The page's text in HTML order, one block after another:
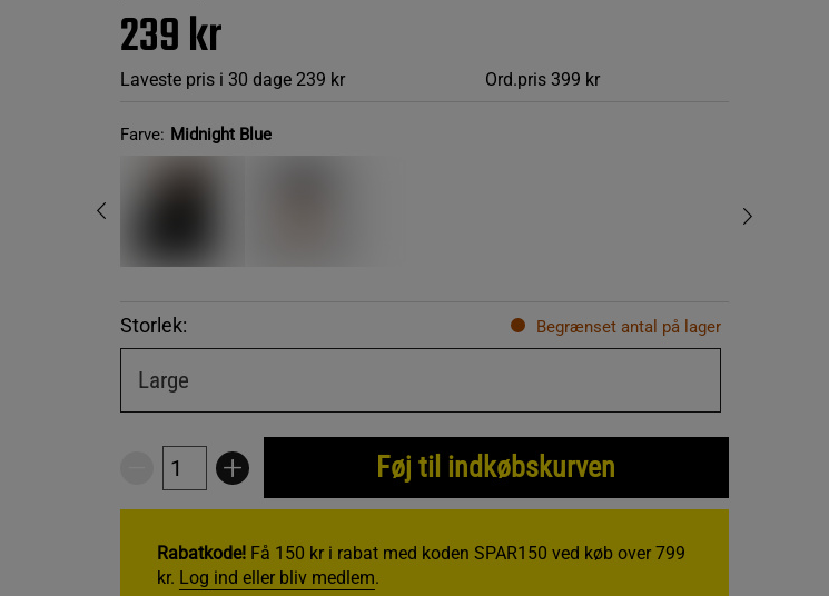
239 kr
Laveste pris i 30 dage 239 kr Ord.pris 399 kr
Farve: Midnight Blue
Storlek: Begrænset antal på lager
Large
Føj til indkøbskurven
Rabatkode!Få 150 kr i rabat med koden SPAR150 ved køb over 799
kr. Log ind eller bliv medlem.